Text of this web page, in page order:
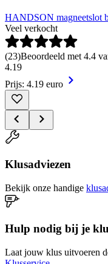
HANDSON magneetslot
Veel verkocht
(23)Beoordeeld met 4.4
4.19
Prijs: 4.19 euro
Klusadviezen
Bekijk onze handige
Hulp nodig bij je
Laat jouw klus uitvoeren